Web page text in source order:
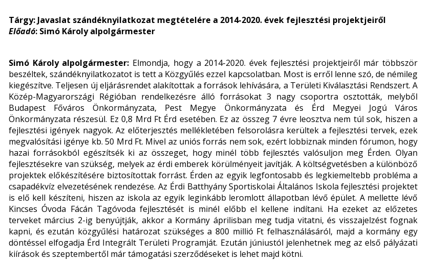
Tárgy: Javaslat szándéknyilatkozat megtételére a 2014-2020. évek fejlesztési projektjeiről
Előadó: Simó Károly alpolgármester
Simó Károly alpolgármester: Elmondja, hogy a 2014-2020. évek fejlesztési projektjeiről már többször
beszéltek, szándéknyilatkozatot is tett a Közgyűlés ezzel kapcsolatban. Most is erről lenne szó, de némileg
kiegészítve. Teljesen új eljárásrendet alakítottak a források lehívására, a Területi Kiválasztási Rendszert. A
Közép-Magyarországi Régióban rendelkezésre álló forrásokat 3 nagy csoportra osztották, melyből
Budapest Főváros Önkormányzata, Pest Megye Önkormányzata és Érd Megyei Jogú Város
Önkormányzata részesül. Ez 0,8 Mrd Ft Érd esetében. Ez az összeg 7 évre leosztva nem túl sok, hiszen a
fejlesztési igények nagyok. Az előterjesztés mellékletében felsorolásra kerültek a fejlesztési tervek, ezek
megvalósítási igénye kb. 50 Mrd Ft. Mivel az uniós forrás nem sok, ezért lobbiznak minden fórumon, hogy
hazai forrásokból egészítsék ki az összeget, hogy minél több fejlesztés valósuljon meg Érden. Olyan
fejlesztésekre van szükség, melyek az érdi emberek körülményeit javítják. A költségvetésben a különböző
projektek előkészítésére biztosítottak forrást. Érden az egyik legfontosabb és legkiemeltebb probléma a
csapadékvíz elvezetésének rendezése. Az Érdi Batthyány Sportiskolai Általános Iskola fejlesztési projektet
is elő kell készíteni, hiszen az iskola az egyik leginkább leromlott állapotban lévő épület. A mellette lévő
Kincses Óvoda Fácán Tagóvoda fejlesztését is minél előbb el kellene indítani. Ha ezeket az előzetes
terveket március 2-ig benyújtják, akkor a Kormány áprilisban meg tudja vitatni, és visszajelzést fognak
kapni, és ezután közgyűlési határozat szükséges a 800 millió Ft felhasználásáról, majd a kormány egy
döntéssel elfogadja Érd Integrált Területi Programját. Ezután júniustól jelenhetnek meg az első pályázati
kiírások és szeptembertől már támogatási szerződéseket is lehet majd kötni.